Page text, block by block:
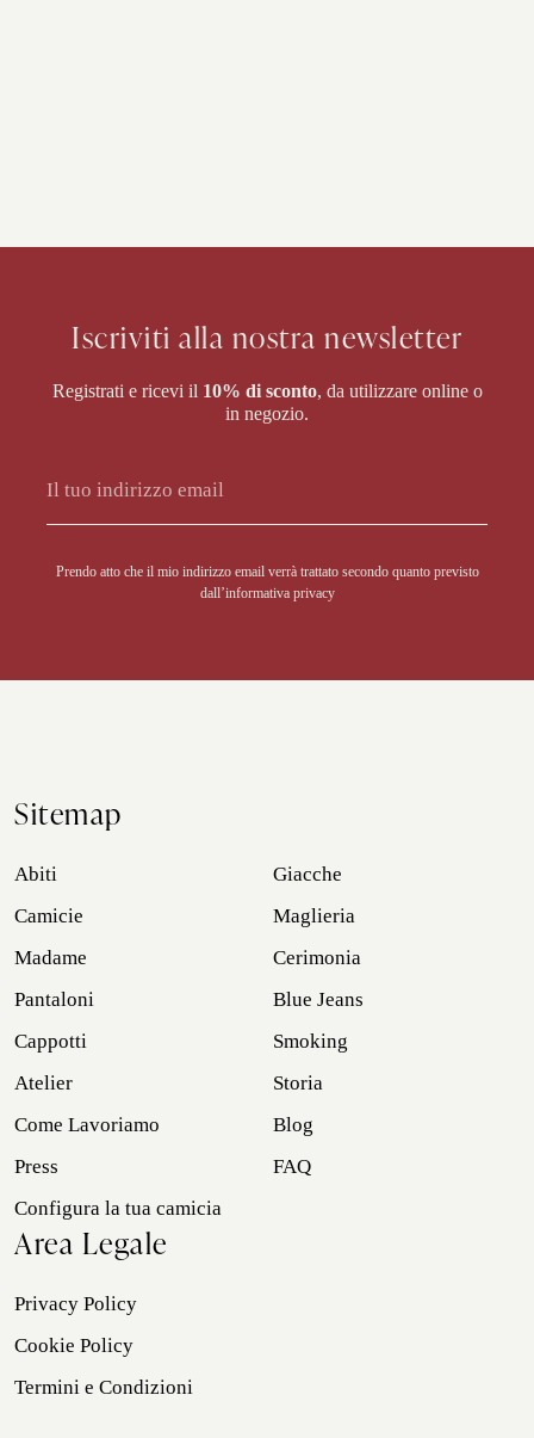
Iscriviti alla nostra newsletter
Registrati e ricevi il 10% di sconto, da utilizzare online o
in negozio.
Prendo atto che il mio indirizzo email verrà trattato secondo quanto previsto
dall’informativa privacy
Sitemap
Abiti
Giacche
Camicie
Maglieria
Madame
Cerimonia
Pantaloni
Blue Jeans
Cappotti
Smoking
Atelier
Storia
Come Lavoriamo
Blog
Press
FAQ
Configura la tua camicia
Area Legale
Privacy Policy
Cookie Policy
Termini e Condizioni